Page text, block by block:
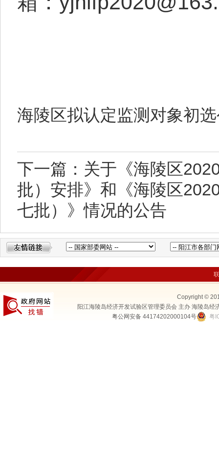
海陵区拟认定监测对象初
下一篇：关于《海陵区
批）安排》和《海陵区
七批）》情况的公告
Copyright ©
阳江海陵岛经济开发试验区管理委员会 主办 海陵岛
粤公网安备 44174202000104号
粤